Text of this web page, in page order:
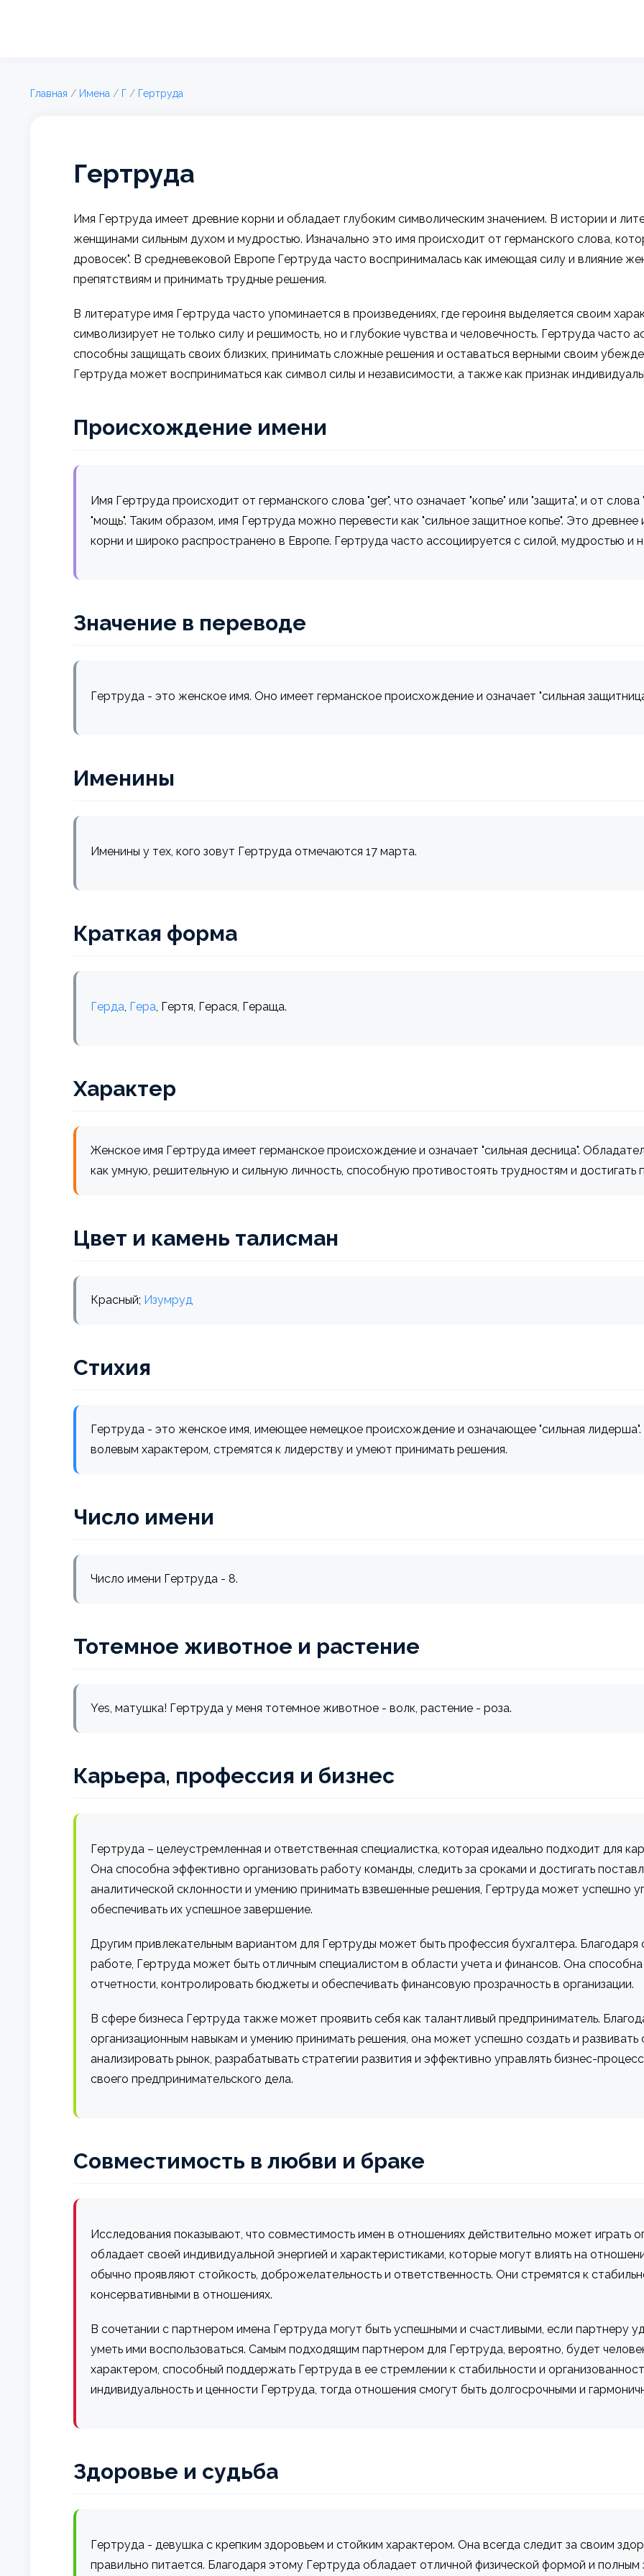
Главная / Имена / Г / Гертруда
Гертруда
Имя Гертруда имеет древние корни и обладает глубоким символическим значением. В истории и
женщинами сильным духом и мудростью. Изначально это имя происходит от германского слова,
дровосек". В средневековой Европе Гертруда часто воспринималась как имеющая силу и влияние
препятствиям и принимать трудные решения.
В литературе имя Гертруда часто упоминается в произведениях, где героиня выделяется своим
символизирует не только силу и решимость, но и глубокие чувства и человечность. Гертруда
способны защищать своих близких, принимать сложные решения и оставаться верными своим
Гертруда может восприниматься как символ силы и независимости, а также как признак
Происхождение имени
Имя Гертруда происходит от германского слова "ger", что означает "копье" или "защита", и от слова
"мощь". Таким образом, имя Гертруда можно перевести как "сильное защитное копье". Это
корни и широко распространено в Европе. Гертруда часто ассоциируется с силой, мудростью и
Значение в переводе
Гертруда - это женское имя. Оно имеет германское происхождение и означает "сильная
Именины
Именины у тех, кого зовут Гертруда отмечаются 17 марта.
Краткая форма
Герда, Гера, Гертя, Герася, Гераща.
Характер
Женское имя Гертруда имеет германское происхождение и означает "сильная десница".
как умную, решительную и сильную личность, способную противостоять трудностям и достигать
Цвет и камень талисман
Красный; Изумруд
Стихия
Гертруда - это женское имя, имеющее немецкое происхождение и означающее "сильная
волевым характером, стремятся к лидерству и умеют принимать решения.
Число имени
Число имени Гертруда - 8.
Тотемное животное и растение
Yes, матушка! Гертруда у меня тотемное животное - волк, растение - роза.
Карьера, профессия и бизнес
Гертруда – целеустремленная и ответственная специалистка, которая идеально подходит для
Она способна эффективно организовать работу команды, следить за сроками и достигать
аналитической склонности и умению принимать взвешенные решения, Гертруда может успешно
обеспечивать их успешное завершение.
Другим привлекательным вариантом для Гертруды может быть профессия бухгалтера.
работе, Гертруда может быть отличным специалистом в области учета и финансов. Она
отчетности, контролировать бюджеты и обеспечивать финансовую прозрачность в организации.
В сфере бизнеса Гертруда также может проявить себя как талантливый предприниматель.
организационным навыкам и умению принимать решения, она может успешно создать и
анализировать рынок, разрабатывать стратегии развития и эффективно управлять бизнес-
своего предпринимательского дела.
Совместимость в любви и браке
Исследования показывают, что совместимость имен в отношениях действительно может играть
обладает своей индивидуальной энергией и характеристиками, которые могут влиять на
обычно проявляют стойкость, доброжелательность и ответственность. Они стремятся к
консервативными в отношениях.
В сочетании с партнером имена Гертруда могут быть успешными и счастливыми, если партнеру
уметь ими воспользоваться. Самым подходящим партнером для Гертруда, вероятно, будет
характером, способный поддержать Гертруда в ее стремлении к стабильности и
индивидуальность и ценности Гертруда, тогда отношения смогут быть долгосрочными и
Здоровье и судьба
Гертруда - девушка с крепким здоровьем и стойким характером. Она всегда следит за своим
правильно питается. Благодаря этому Гертруда обладает отличной физической формой и полным